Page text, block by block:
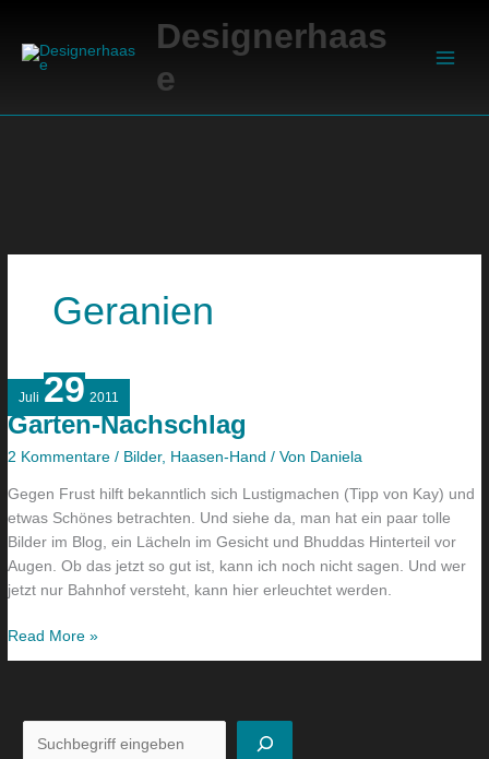
springen
Designerhaas
e
Geranien
Juli 29 2011
Garten-Nachschlag
2 Kommentare / Bilder, Haasen-Hand / Von Daniela
Gegen Frust hilft bekanntlich sich Lustigmachen (Tipp von Kay) und
etwas Schönes betrachten. Und siehe da, man hat ein paar tolle
Bilder im Blog, ein Lächeln im Gesicht und Bhuddas Hinterteil vor
Augen. Ob das jetzt so gut ist, kann ich noch nicht sagen. Und wer
jetzt nur Bahnhof versteht, kann hier erleuchtet werden.
Garten-
Nachschlag
Read More »